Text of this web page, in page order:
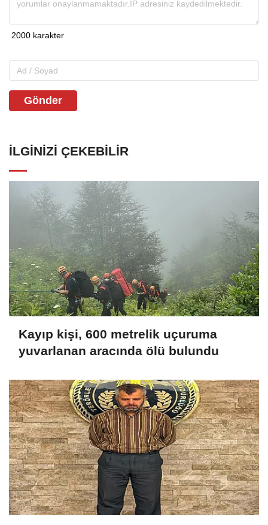
Gönder
İLGINIZI ÇEKEBILIR
Kayıp kişi, 600 metrelik uçuruma
yuvarlanan aracında ölü bulundu